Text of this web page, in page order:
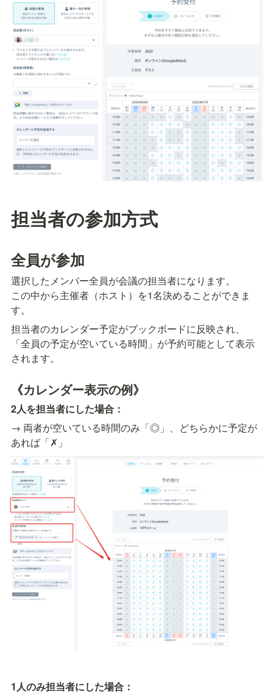
担当者の参加方式
全員が参加
選択したメンバー全員が会議の担当者になります。
この中から主催者（ホスト）を1名決めることができま
す。
担当者のカレンダー予定がブックボードに反映され、
「全員の予定が空いている時間」が予約可能として表示
されます。
《カレンダー表示の例》
2人を担当者にした場合：
→ 両者が空いている時間のみ「◎」、どちらかに予定が
あれば「✗」
1人のみ担当者にした場合：